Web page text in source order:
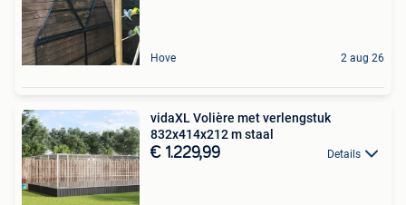
Hove 2 aug 26
vidaXL Volière met verlengstuk
832x414x212 m staal
€ 1.229,99 Details